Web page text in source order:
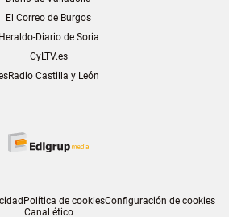
El Correo de Burgos
Heraldo-Diario de Soria
CyLTV.es
Castilla y León
Política de cookiesConfiguración de cookies
Canal ético